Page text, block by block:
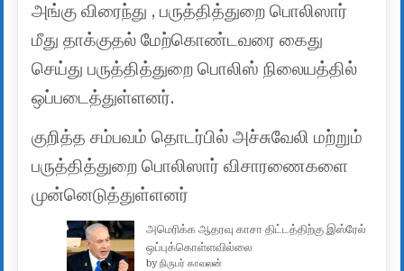
அங்கு விரைந்து , பருத்தித்துறை பொலிஸார்
மீது தாக்குதல் மேற்கொண்டவரை கைது
செய்து பருத்தித்துறை பொலிஸ் நிலையத்தில்
ஒப்படைத்துள்ளனர்.
குறித்த சம்பவம் தொடர்பில் அச்சுவேலி மற்றும்
பருத்தித்துறை பொலிஸார் விசாரணைகளை
முன்னெடுத்துள்ளனர்
அமெரிக்க ஆதரவு காசா திட்டத்திற்கு இஸ்ரேல்
ஒப்புக்கொள்ளவில்லை
by நிருபர் காவலன்